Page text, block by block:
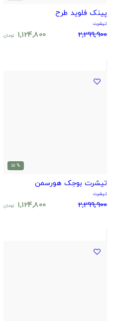
پینک فلوید طرح
تیشرت
2,299,900
1,124,800 تومان
% 51
تیشرت بوجک هورسمن
تیشرت
2,299,900
1,124,800 تومان